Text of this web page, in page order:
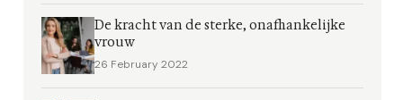
De kracht van de sterke, onafhankelijke
vrouw
26 February 2022